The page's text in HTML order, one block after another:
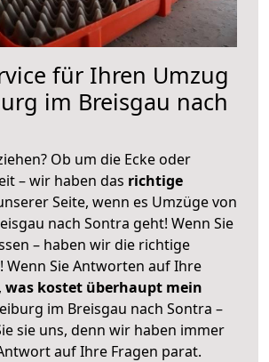
für Ihren Umzug
im Breisgau nach
Ob um die Ecke oder
– wir haben das richtige
Seite, wenn es Umzüge von
nach Sontra geht! Wenn Sie
– haben wir die richtige
Wenn Sie Antworten auf Ihre
was kostet überhaupt mein
im Breisgau nach Sontra –
sie uns, denn wir haben immer
auf Ihre Fragen parat.